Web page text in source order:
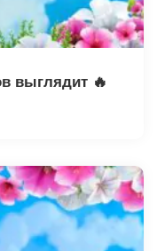
выглядит 🔥